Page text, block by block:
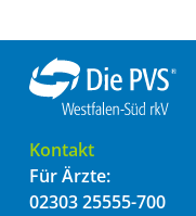
Kontakt
Für Ärzte:
02303 25555-700